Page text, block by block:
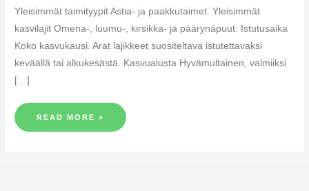
Yleisimmät taimityypit Astia- ja paakkutaimet. Yleisimmät
kasvilajit Omena-, luumu-, kirsikka- ja päärynäpuut. Istutusaika
Koko kasvukausi. Arat lajikkeet suositeltava istutettavaksi
keväällä tai alkukesästä. Kasvualusta Hyvämultainen, valmiiksi
[…]
READ MORE »